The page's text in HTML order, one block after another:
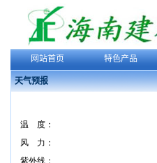
网站首页 特色产品
天气预报